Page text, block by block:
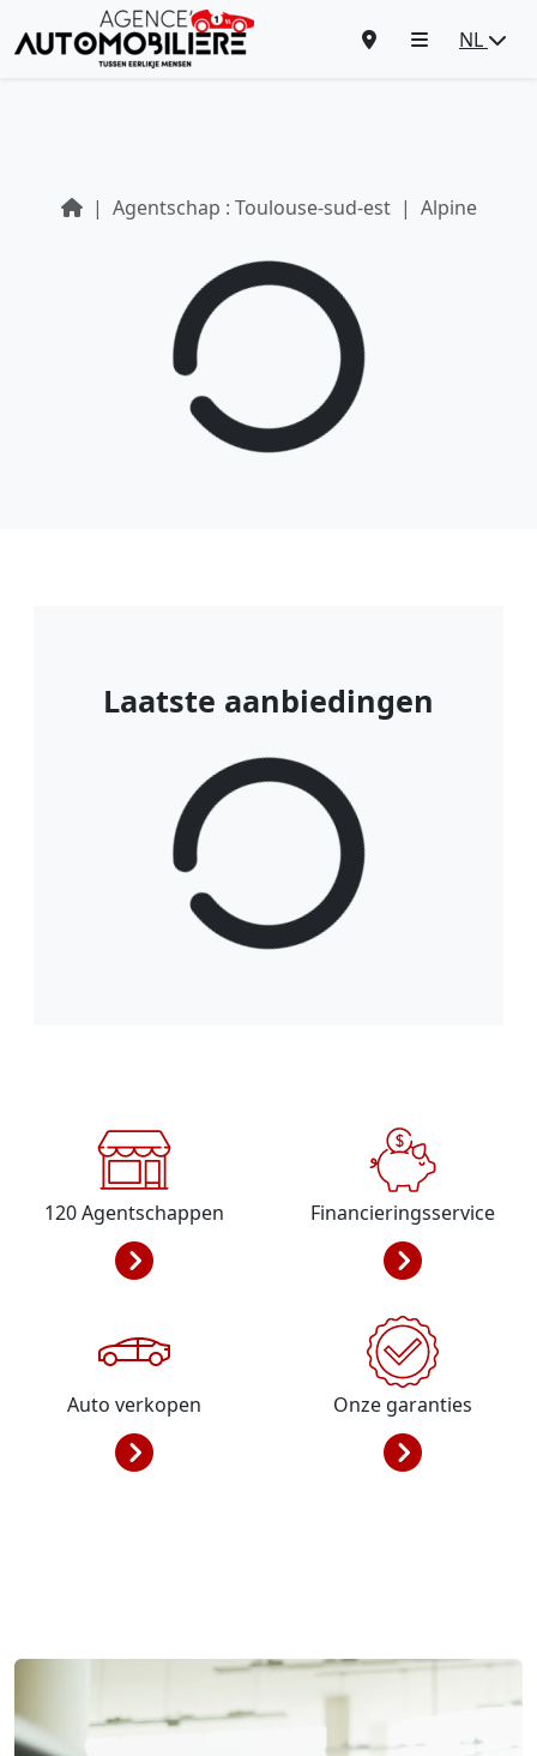
NL
Agentschap : Toulouse-sud-est Alpine
Laatste aanbiedingen
120Agentschappen Financieringsservice
Auto verkopen Onze garanties